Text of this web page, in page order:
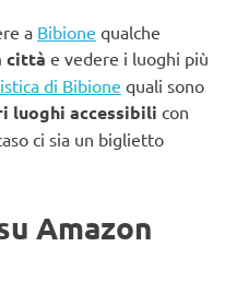
a Bibione qualche
città e vedere i luoghi più
di Bibione quali sono
luoghi accessibili con
ci sia un biglietto
Amazon